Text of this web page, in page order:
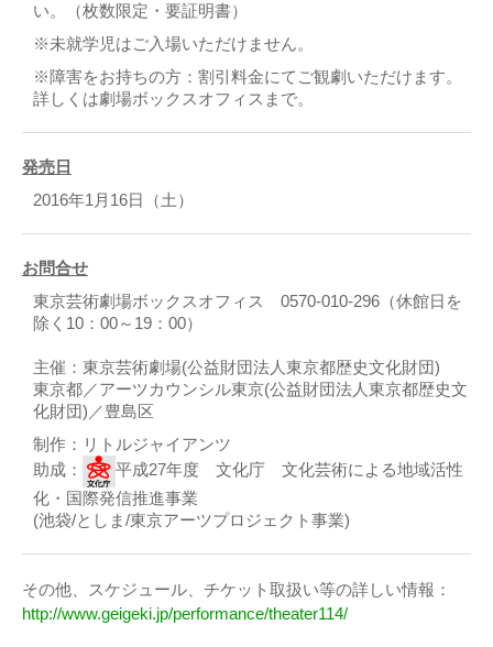
い。（枚数限定・要証明書）
※未就学児はご入場いただけません。
※障害をお持ちの方：割引料金にてご観劇いただけます。
詳しくは劇場ボックスオフィスまで。
発売日
2016年1月16日（土）
お問合せ
東京芸術劇場ボックスオフィス 0570‐010‐296（休館日を
除く10：00～19：00）
主催：東京芸術劇場(公益財団法人東京都歴史文化財団)
東京都／アーツカウンシル東京(公益財団法人東京都歴史文
化財団)／豊島区
制作：リトルジャイアンツ
助成：
平成27年度 文化庁 文化芸術による地域活性
化・国際発信推進事業
(池袋/としま/東京アーツプロジェクト事業)
その他、スケジュール、チケット取扱い等の詳しい情報：
http://www.geigeki.jp/performance/theater114/